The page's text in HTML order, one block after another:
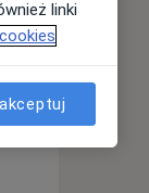
Pon,
linki